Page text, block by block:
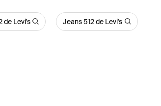
de Levi's Jeans 512 de Levi's